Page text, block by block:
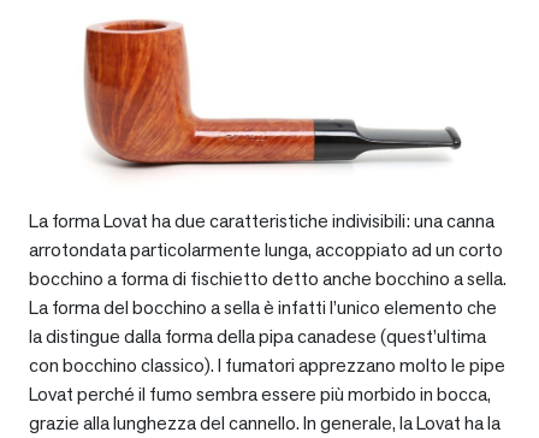
La forma Lovat ha due caratteristiche indivisibili: una canna
arrotondata particolarmente lunga, accoppiato ad un corto
bocchino a forma di fischietto detto anche bocchino a sella.
La forma del bocchino a sella è infatti l’unico elemento che
la distingue dalla forma della pipa canadese (quest’ultima
con bocchino classico). I fumatori apprezzano molto le pipe
Lovat perché il fumo sembra essere più morbido in bocca,
grazie alla lunghezza del cannello. In generale, la Lovat ha la